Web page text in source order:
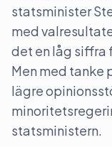
statsminister
med
det en låg siffra
Men med tanke
lägre
statsministern.